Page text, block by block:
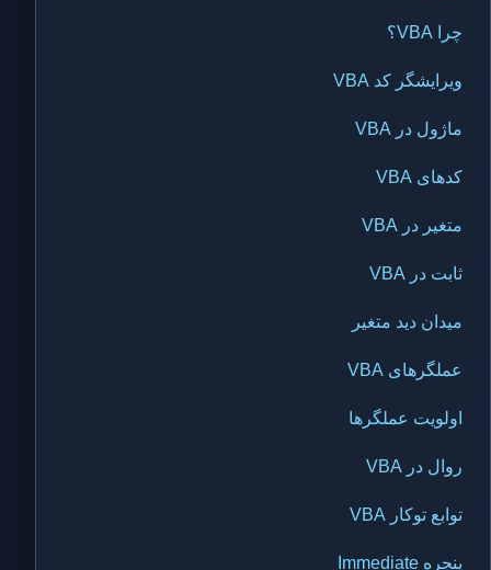
چرا VBA؟
ویرایشگر کد VBA
ماژول در VBA
کدهای VBA
متغیر در VBA
ثابت در VBA
میدان دید متغیر
عملگرهای VBA
اولویت عملگرها
روال در VBA
توابع توکار VBA
پنجره Immediate